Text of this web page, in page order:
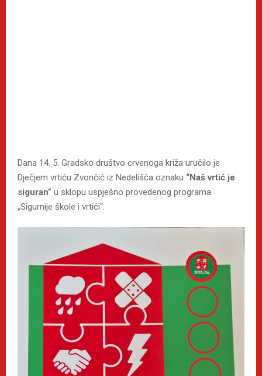
Dana 14. 5. Gradsko društvo crvenoga križa uručilo je
Dječjem vrtiću Zvončić iz Nedelišća oznaku “Naš vrtić je
siguran” u sklopu uspješno provedenog programa
„Sigurnije škole i vrtići“.